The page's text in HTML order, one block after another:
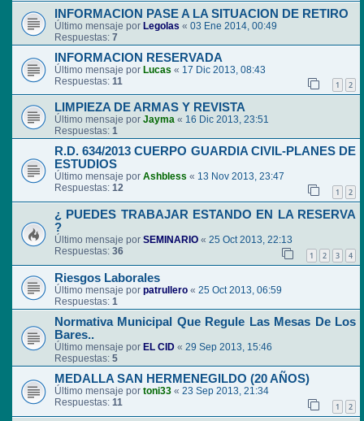
INFORMACION PASE A LA SITUACION DE RETIRO
Último mensaje por Legolas « 03 Ene 2014, 00:49
Respuestas: 7
INFORMACION RESERVADA
Último mensaje por Lucas « 17 Dic 2013, 08:43
Respuestas: 11 1 2
LIMPIEZA DE ARMAS Y REVISTA
Último mensaje por Jayma « 16 Dic 2013, 23:51
Respuestas: 1
R.D. 634/2013 CUERPO GUARDIA CIVIL-PLANES DE
ESTUDIOS
Último mensaje por Ashbless « 13 Nov 2013, 23:47
Respuestas: 12 1 2
¿ PUEDES TRABAJAR ESTANDO EN LA RESERVA
?
Último mensaje por SEMINARIO « 25 Oct 2013, 22:13
Respuestas: 36 1 2 3 4
Riesgos Laborales
Último mensaje por patrullero « 25 Oct 2013, 06:59
Respuestas: 1
Normativa Municipal Que Regule Las Mesas De Los
Bares..
Último mensaje por EL CID « 29 Sep 2013, 15:46
Respuestas: 5
MEDALLA SAN HERMENEGILDO (20 AÑOS)
Último mensaje por toni33 « 23 Sep 2013, 21:34
Respuestas: 11 1 2